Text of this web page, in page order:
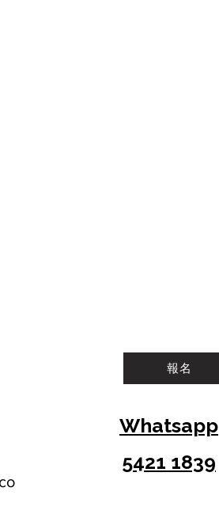
報名
Whatsapp
5421 1839